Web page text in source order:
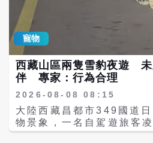
站02」，拍攝時間為當晚
時27分48秒。 現場目擊者潘先生是一名當地
電工，事發時正在充電站
星新聞》表示，當時約有8
小象突然進入充電站。由
大，目擊者估計重量至少
可能重達數百公斤，讓現
張。潘先生表示，發現象
激或驚擾野象。 至於網路上流傳的「成年象為
救小象撞翻充電箱」說法
寵物
西藏山區兩隻雪豹夜遊 未
伴 專家：行為合理
2026-08-08 08:15
大陸西藏昌都市349國道
物景象，一名自駕遊旅客
外目擊兩隻雪豹在公路上